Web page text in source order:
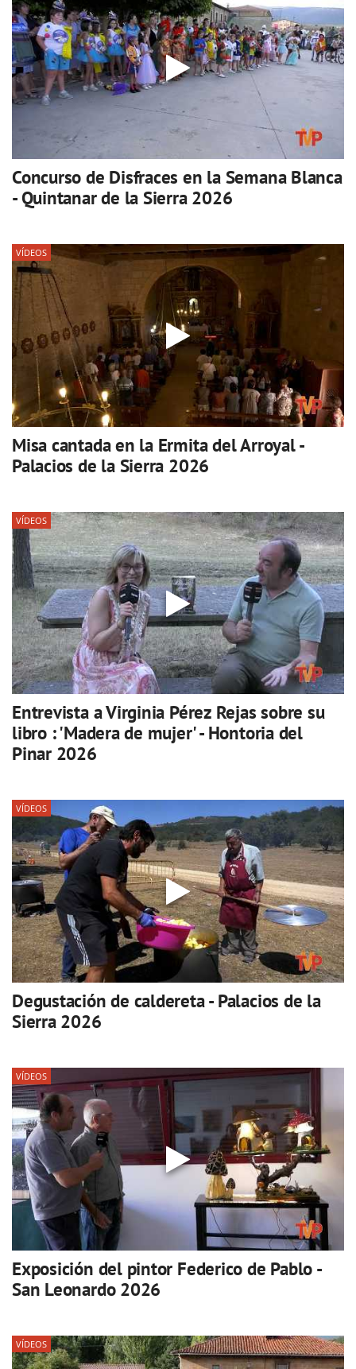
Concurso de Disfraces en la Semana Blanca
- Quintanar de la Sierra 2026
VÍDEOS
Misa cantada en la Ermita del Arroyal -
Palacios de la Sierra 2026
VÍDEOS
Entrevista a Virginia Pérez Rejas sobre su
libro : 'Madera de mujer' - Hontoria del
Pinar 2026
VÍDEOS
Degustación de caldereta - Palacios de la
Sierra 2026
VÍDEOS
Exposición del pintor Federico de Pablo -
San Leonardo 2026
VÍDEOS